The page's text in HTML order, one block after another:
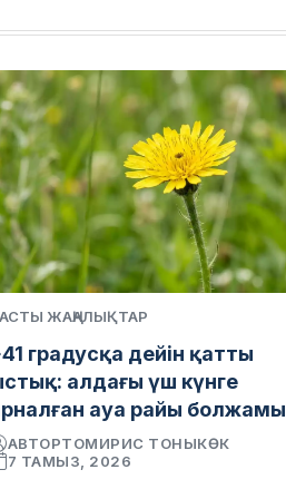
ЖАҢАЛЫҚТАР
градусқа дейін қатты
алдағы үш күнге
ауа райы болжамы
АВТОРТОМИРИС ТОНЫКӨК
7 ТАМЫЗ, 2026